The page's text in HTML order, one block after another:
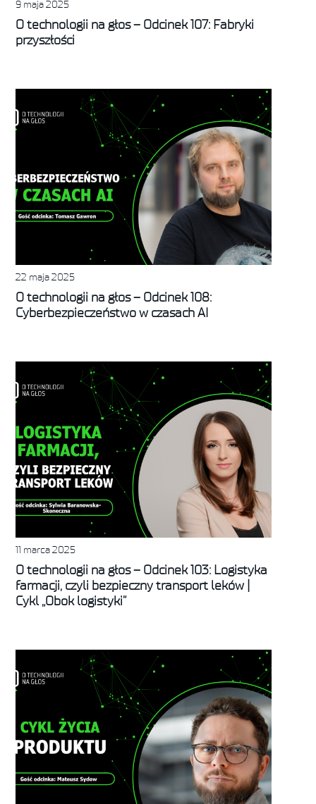
9 maja 2025
O technologii na głos – Odcinek 107: Fabryki
przyszłości
22 maja 2025
O technologii na głos – Odcinek 108:
Cyberbezpieczeństwo w czasach AI
11 marca 2025
O technologii na głos – Odcinek 103: Logistyka
farmacji, czyli bezpieczny transport leków |
Cykl „Obok logistyki”